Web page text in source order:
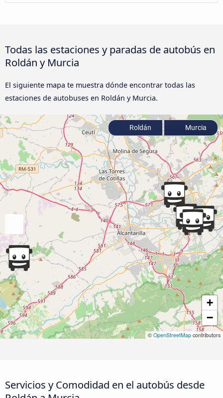
Todas las estaciones y paradas de autobús en
Roldán y Murcia
El siguiente mapa te muestra dónde encontrar todas las
estaciones de autobuses en Roldán y Murcia.
+
−
© OpenStreetMap contributors
Roldán Murcia
Servicios y Comodidad en el autobús desde